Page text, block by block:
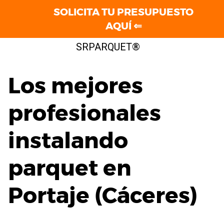
SRPARQUET®
Los mejores
profesionales
instalando
parquet en
Portaje (Cáceres)
SOLICITA TU PRESUPUESTO
AQUÍ ⇐